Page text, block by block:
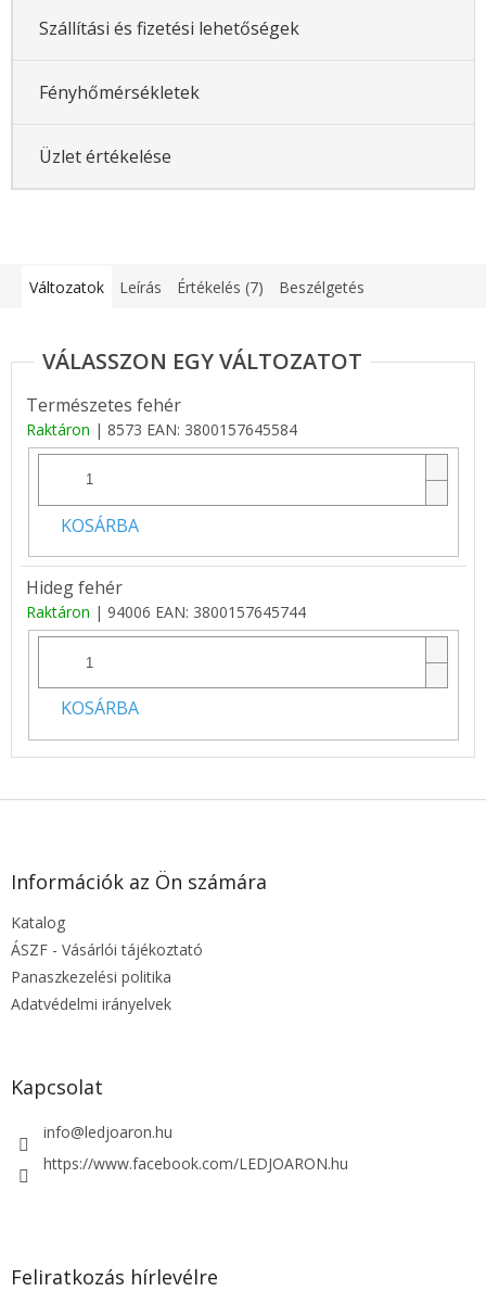
Szállítási és fizetési lehetőségek
Fényhőmérsékletek
Üzlet értékelése
Változatok Leírás Értékelés (7) Beszélgetés
Természetes fehér
Raktáron | 8573 EAN: 3800157645584
KOSÁRBA
Hideg fehér
Raktáron | 94006 EAN: 3800157645744
KOSÁRBA
L
Információk az Ön számára
Katalog
ÁSZF - Vásárlói tájékoztató
Panaszkezelési politika
Adatvédelmi irányelvek
Kapcsolat
info@ledjoaron.hu
https://www.facebook.com/LEDJOARON.hu
Feliratkozás hírlevélre